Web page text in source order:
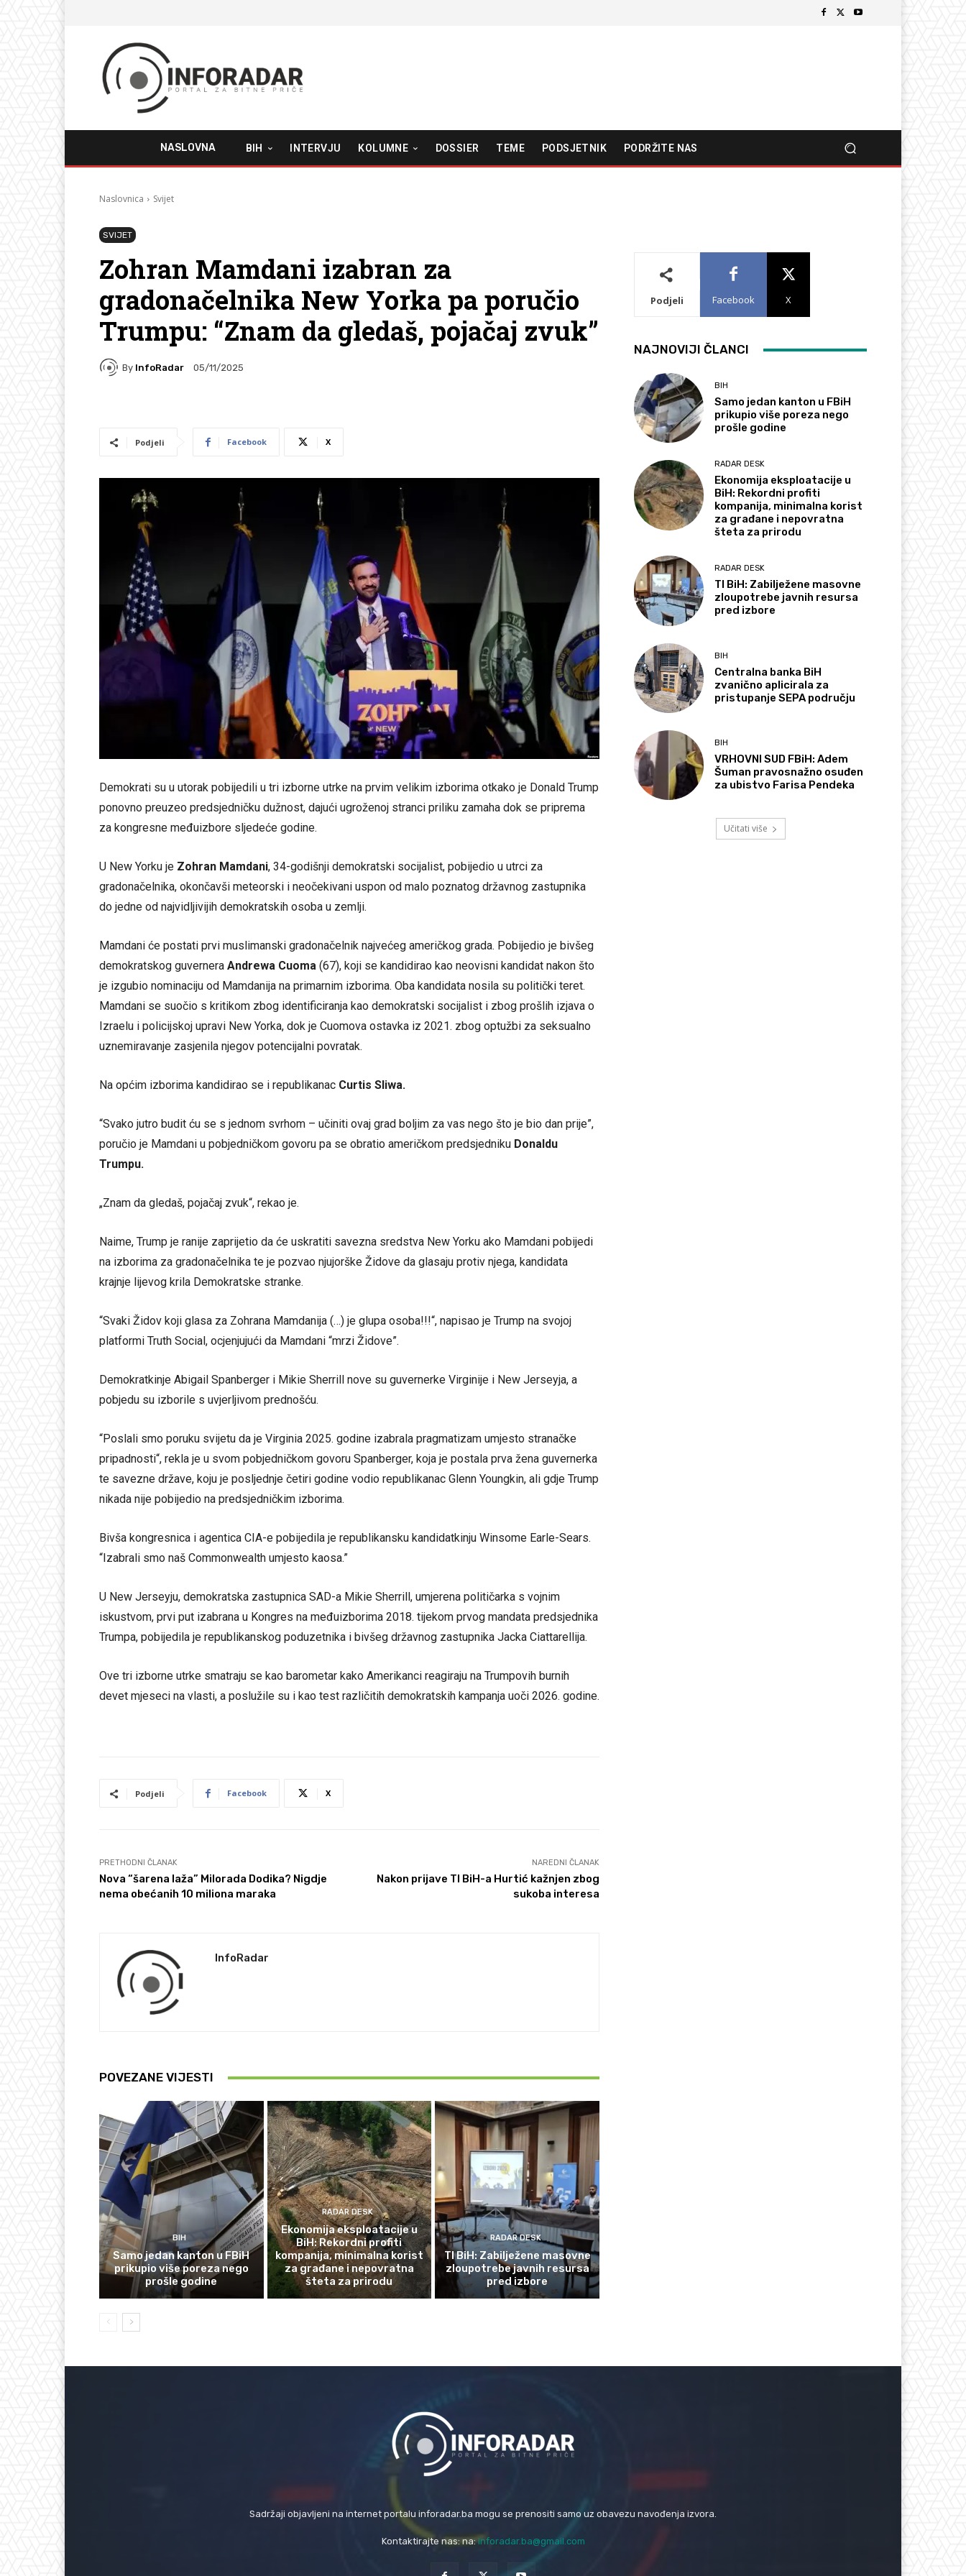
NASLOVNA BIH INTERVJU KOLUMNE DOSSIER TEME PODSJETNIK PODRŽITE NAS
Naslovnica Svijet
SVIJET
Zohran Mamdani izabran za
gradonačelnika New Yorka pa poručio
Trumpu: “Znam da gledaš, pojačaj zvuk”
By InfoRadar 05/11/2025
Podjeli Facebook X
Demokrati su u utorak pobijedili u tri izborne utrke na prvim velikim izborima otkako je Donald Trump
ponovno preuzeo predsjedničku dužnost, dajući ugroženoj stranci priliku zamaha dok se priprema
za kongresne međuizbore sljedeće godine.
U New Yorku je Zohran Mamdani, 34-godišnji demokratski socijalist, pobijedio u utrci za
gradonačelnika, okončavši meteorski i neočekivani uspon od malo poznatog državnog zastupnika
do jedne od najvidljivijih demokratskih osoba u zemlji.
Mamdani će postati prvi muslimanski gradonačelnik najvećeg američkog grada. Pobijedio je bivšeg
demokratskog guvernera Andrewa Cuoma (67), koji se kandidirao kao neovisni kandidat nakon što
je izgubio nominaciju od Mamdanija na primarnim izborima. Oba kandidata nosila su politički teret.
Mamdani se suočio s kritikom zbog identificiranja kao demokratski socijalist i zbog prošlih izjava o
Izraelu i policijskoj upravi New Yorka, dok je Cuomova ostavka iz 2021. zbog optužbi za seksualno
uznemiravanje zasjenila njegov potencijalni povratak.
Na općim izborima kandidirao se i republikanac Curtis Sliwa.
“Svako jutro budit ću se s jednom svrhom – učiniti ovaj grad boljim za vas nego što je bio dan prije”,
poručio je Mamdani u pobjedničkom govoru pa se obratio američkom predsjedniku Donaldu
Trumpu.
„Znam da gledaš, pojačaj zvuk“, rekao je.
Naime, Trump je ranije zaprijetio da će uskratiti savezna sredstva New Yorku ako Mamdani pobijedi
na izborima za gradonačelnika te je pozvao njujorške Židove da glasaju protiv njega, kandidata
krajnje lijevog krila Demokratske stranke.
“Svaki Židov koji glasa za Zohrana Mamdanija (…) je glupa osoba!!!“, napisao je Trump na svojoj
platformi Truth Social, ocjenjujući da Mamdani “mrzi Židove”.
Demokratkinje Abigail Spanberger i Mikie Sherrill nove su guvernerke Virginije i New Jerseyja, a
pobjedu su izborile s uvjerljivom prednošću.
“Poslali smo poruku svijetu da je Virginia 2025. godine izabrala pragmatizam umjesto stranačke
pripadnosti“, rekla je u svom pobjedničkom govoru Spanberger, koja je postala prva žena guvernerka
te savezne države, koju je posljednje četiri godine vodio republikanac Glenn Youngkin, ali gdje Trump
nikada nije pobijedio na predsjedničkim izborima.
Bivša kongresnica i agentica CIA-e pobijedila je republikansku kandidatkinju Winsome Earle-Sears.
“Izabrali smo naš Commonwealth umjesto kaosa.”
U New Jerseyju, demokratska zastupnica SAD-a Mikie Sherrill, umjerena političarka s vojnim
iskustvom, prvi put izabrana u Kongres na međuizborima 2018. tijekom prvog mandata predsjednika
Trumpa, pobijedila je republikanskog poduzetnika i bivšeg državnog zastupnika Jacka Ciattarellija.
Ove tri izborne utrke smatraju se kao barometar kako Amerikanci reagiraju na Trumpovih burnih
devet mjeseci na vlasti, a poslužile su i kao test različitih demokratskih kampanja uoči 2026. godine.
Podjeli Facebook X
PRETHODNI ČLANAK
Nova “šarena laža” Milorada Dodika? Nigdje
nema obećanih 10 miliona maraka
NAREDNI ČLANAK
Nakon prijave TI BiH-a Hurtić kažnjen zbog
sukoba interesa
InfoRadar
POVEZANE VIJESTI
BIH
Samo jedan kanton u FBiH
prikupio više poreza nego
prošle godine
RADAR DESK
Ekonomija eksploatacije u
BiH: Rekordni profiti
kompanija, minimalna korist
za građane i nepovratna
šteta za prirodu
RADAR DESK
TI BiH: Zabilježene masovne
zloupotrebe javnih resursa
pred izbore
Podjeli Facebook X
NAJNOVIJI ČLANCI
BIH
Samo jedan kanton u FBiH
prikupio više poreza nego
prošle godine
RADAR DESK
Ekonomija eksploatacije u
BiH: Rekordni profiti
kompanija, minimalna korist
za građane i nepovratna
šteta za prirodu
RADAR DESK
TI BiH: Zabilježene masovne
zloupotrebe javnih resursa
pred izbore
BIH
Centralna banka BiH
zvanično aplicirala za
pristupanje SEPA području
BIH
VRHOVNI SUD FBiH: Adem
Šuman pravosnažno osuđen
za ubistvo Farisa Pendeka
Učitati više
Sadržaji objavljeni na internet portalu inforadar.ba mogu se prenositi samo uz obavezu navođenja izvora.
Kontaktirajte nas: na:inforadar.ba@gmail.com